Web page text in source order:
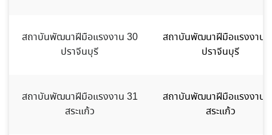
สถาบันพัฒนาฝีมือแรงงาน 30
ปราจีนบุรี
สถาบันพัฒนาฝีมือแรงงาน
ปราจีนบุรี
สถาบันพัฒนาฝีมือแรงงาน 31
สระแก้ว
สถาบันพัฒนาฝีมือแรงงาน
สระแก้ว